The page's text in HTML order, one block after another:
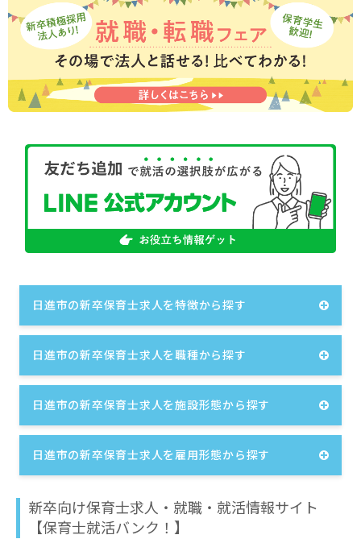
昇給年1回
交通費支給（非課税範囲内全額）
扶養手当
勤続5年目:月給250,000円（諸手当6,000円）+住宅
補助（20,000円）
日進市の新卒保育士求人を特徴から探す
日進市の新卒保育士求人を職種から探す
日進市の新卒保育士求人を施設形態から探す
日進市の新卒保育士求人を雇用形態から探す
新卒向け保育士求人・就職・就活情報サイト
【保育士就活バンク！】